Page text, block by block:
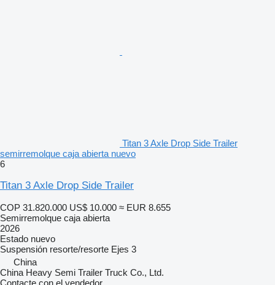
Titan 3 Axle Drop Side Trailer
semirremolque caja abierta nuevo
6
Titan 3 Axle Drop Side Trailer
COP 31.820.000 US$ 10.000 ≈ EUR 8.655
Semirremolque caja abierta
2026
Estado nuevo
Suspensión resorte/resorte Ejes 3
China
China Heavy Semi Trailer Truck Co., Ltd.
Contacte con el vendedor